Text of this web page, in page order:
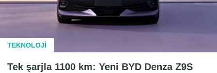
TEKNOLOJİ
Tek şarjla 1100 km: Yeni BYD Denza Z9S